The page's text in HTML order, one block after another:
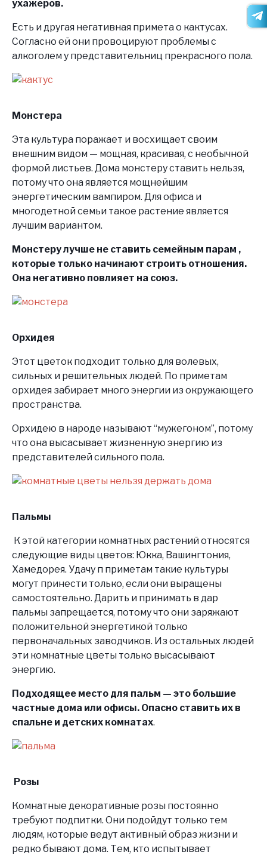
ухажеров.
Есть и другая негативная примета о кактусах.
Согласно ей они провоцируют проблемы с
алкоголем у представительниц прекрасного пола.
Монстера
Эта культура поражает и восхищает своим
внешним видом — мощная, красивая, с необычной
формой листьев. Дома монстеру ставить нельзя,
потому что она является мощнейшим
энергетическим вампиром. Для офиса и
многодетной семьи такое растение является
лучшим вариантом.
Монстеру лучше не ставить семейным парам ,
которые только начинают строить отношения.
Она негативно повлияет на союз.
Орхидея
Этот цветок подходит только для волевых,
сильных и решительных людей. По приметам
орхидея забирает много энергии из окружающего
пространства.
Орхидею в народе называют “мужегоном”, потому
что она высасывает жизненную энергию из
представителей сильного пола.
Пальмы
К этой категории комнатных растений относятся
следующие виды цветов: Юкка, Вашингтония,
Хамедорея. Удачу п приметам такие культуры
могут принести только, если они выращены
самостоятельно. Дарить и принимать в дар
пальмы запрещается, потому что они заряжают
положительной энергетикой только
первоначальных заводчиков. Из остальных людей
эти комнатные цветы только высасывают
энергию.
Подходящее место для пальм — это большие
частные дома или офисы. Опасно ставить их в
спальне и детских комнатах.
Розы
Комнатные декоративные розы постоянно
требуют подпитки. Они подойдут только тем
людям, которые ведут активный образ жизни и
редко бывают дома. Тем, кто испытывает